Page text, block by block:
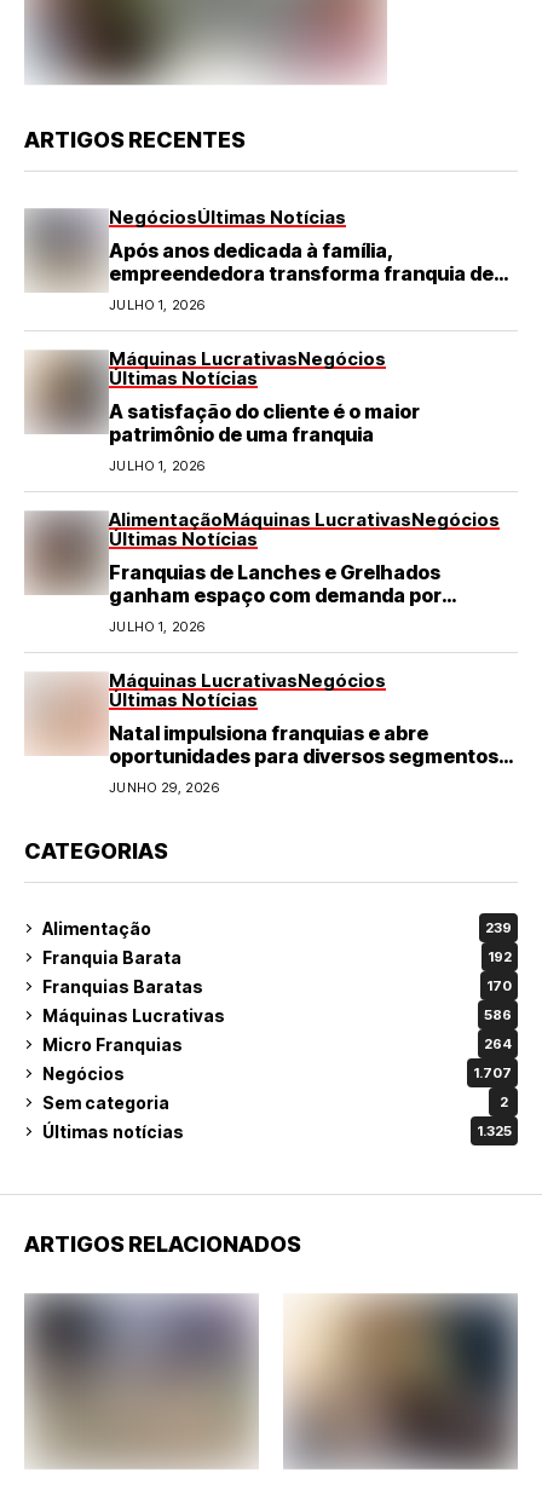
ARTIGOS RECENTES
NegóciosÚltimas Notícias
Após anos dedicada à família,
empreendedora transforma franquia de
turismo em negócio de destaque no RN
JULHO 1, 2026
Máquinas LucrativasNegócios
Últimas Notícias
A satisfação do cliente é o maior
patrimônio de uma franquia
JULHO 1, 2026
AlimentaçãoMáquinas LucrativasNegócios
Últimas Notícias
Franquias de Lanches e Grelhados
ganham espaço com demanda por
refeições rápidas e de qualidade
JULHO 1, 2026
Máquinas LucrativasNegócios
Últimas Notícias
Natal impulsiona franquias e abre
oportunidades para diversos segmentos
do varejo
JUNHO 29, 2026
CATEGORIAS
Alimentação 239
Franquia Barata 192
Franquias Baratas 170
Máquinas Lucrativas 586
Micro Franquias 264
Negócios 1.707
Sem categoria 2
Últimas notícias 1.325
ARTIGOS RELACIONADOS